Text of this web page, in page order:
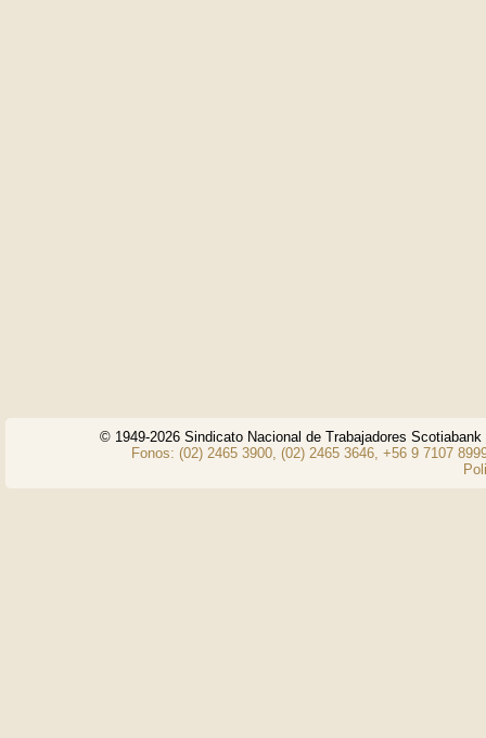
© 1949-2026 Sindicato Nacional de Trabajadores
Fonos: (02) 2465 3900, (02) 2465 3646, +56 9 7107